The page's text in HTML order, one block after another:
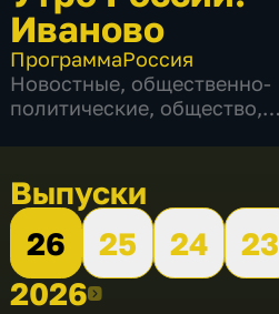
Иваново
ПрограммаРоссия
Новостные, общественно-
политические, общество,
Выпуски
26
25 24 23
20262026